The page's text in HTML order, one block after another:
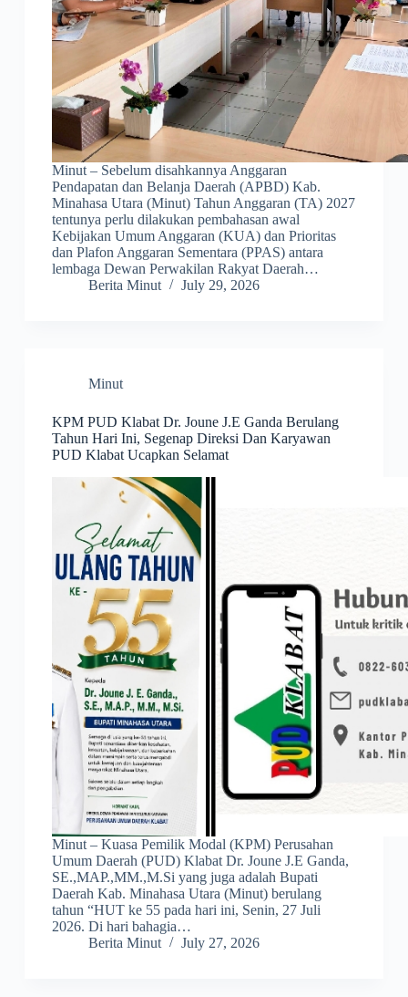
Minut – Sebelum disahkannya Anggaran
Pendapatan dan Belanja Daerah (APBD) Kab.
Minahasa Utara (Minut) Tahun Anggaran (TA) 2027
tentunya perlu dilakukan pembahasan awal
Kebijakan Umum Anggaran (KUA) dan Prioritas
dan Plafon Anggaran Sementara (PPAS) antara
lembaga Dewan Perwakilan Rakyat Daerah…
Berita Minut
July 29, 2026
Minut
KPM PUD Klabat Dr. Joune J.E Ganda Berulang
Tahun Hari Ini, Segenap Direksi Dan Karyawan
PUD Klabat Ucapkan Selamat
Minut – Kuasa Pemilik Modal (KPM) Perusahan
Umum Daerah (PUD) Klabat Dr. Joune J.E Ganda,
SE.,MAP.,MM.,M.Si yang juga adalah Bupati
Daerah Kab. Minahasa Utara (Minut) berulang
tahun “HUT ke 55 pada hari ini, Senin, 27 Juli
2026. Di hari bahagia…
Berita Minut
July 27, 2026